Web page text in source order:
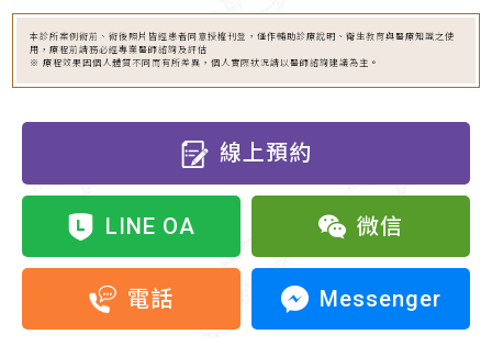
本診所案例術前、術後照片皆經患者同意授權刊登，僅作輔助診療說明、衛生教育與醫療知識之使
用，療程前請務必經專業醫師諮詢及評估
※ 療程效果因個人體質不同而有所差異，個人實際狀況請以醫師諮詢建議為主。
線上預約
LINE OA 微信
電話 Messenger